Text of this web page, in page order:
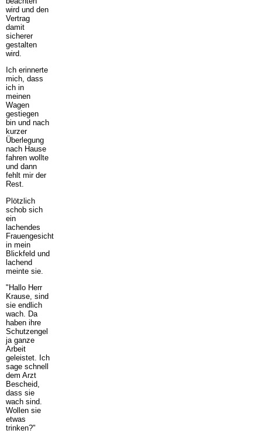
wird und den
Vertrag
damit
sicherer
gestalten
wird.
Ich erinnerte
mich, dass
ich in
meinen
Wagen
gestiegen
bin und nach
kurzer
Überlegung
nach Hause
fahren wollte
und dann
fehlt mir der
Rest.
Plötzlich
schob sich
ein
lachendes
Frauengesicht
in mein
Blickfeld und
lachend
meinte sie.
"Hallo Herr
Krause, sind
sie endlich
wach. Da
haben ihre
Schutzengel
ja ganze
Arbeit
geleistet. Ich
sage schnell
dem Arzt
Bescheid,
dass sie
wach sind.
Wollen sie
etwas
trinken?"